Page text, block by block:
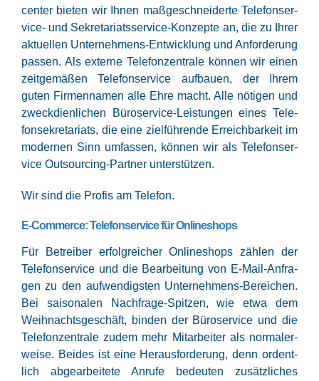
cen­ter bie­ten wir Ihnen maß­ge­schnei­der­te Tele­fon­ser­
vice- und Sekre­ta­ri­ats­ser­vice-Kon­zep­te an, die zu Ihrer
aktu­el­len Unter­neh­mens-Ent­wick­lung und Anfor­de­rung
pas­sen. Als exter­ne Tele­fon­zen­tra­le kön­nen wir einen
zeit­ge­mä­ßen Tele­fon­ser­vice auf­bau­en, der Ihrem
guten Fir­men­na­men alle Ehre macht. Alle nöti­gen und
zweck­dien­li­chen Büro­ser­vice-Leis­tun­gen eines Tele­
fon­se­kre­ta­ri­ats, die eine ziel­füh­ren­de Erreich­bar­keit im
moder­nen Sinn umfas­sen, kön­nen wir als Tele­fon­ser­
vice Out­sour­cing-Part­ner unterstützen.
Wir sind die Pro­fis am Telefon.
E‑Commerce: Telefonservice für Onlineshops
Für Betrei­ber erfolg­rei­cher Online­shops zäh­len der
Tele­fon­ser­vice und die Bear­bei­tung von E‑Mail-Anfra­
gen zu den auf­wen­digs­ten Unter­neh­mens-Berei­chen.
Bei sai­so­na­len Nach­fra­ge-Spit­zen, wie etwa dem
Weih­nachts­ge­schäft, bin­den der Büro­ser­vice und die
Tele­fon­zen­tra­le zudem mehr Mit­ar­bei­ter als nor­ma­ler­
wei­se. Bei­des ist eine Her­aus­for­de­rung, denn ordent­
lich abge­ar­bei­te­te Anru­fe bedeu­ten zusätz­li­ches